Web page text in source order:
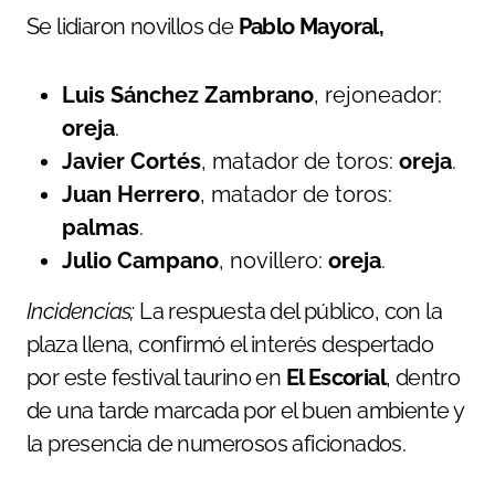
Se lidiaron novillos de Pablo Mayoral,
Luis Sánchez Zambrano, rejoneador:
oreja.
Javier Cortés, matador de toros: oreja.
Juan Herrero, matador de toros:
palmas.
Julio Campano, novillero: oreja.
Incidencias; La respuesta del público, con la
plaza llena, confirmó el interés despertado
por este festival taurino en El Escorial, dentro
de una tarde marcada por el buen ambiente y
la presencia de numerosos aficionados.